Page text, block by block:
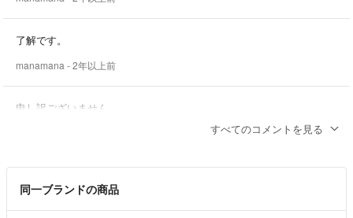
2024/2/2追記
こちらが促しても評価をして頂けない、ATM支払いで無断キャンセル
した方はブロックさせて頂きます。また、ATM支払いの方はいつのお
2024/2/12追記
普通郵便でお送りするものに関しては、郵送事故があってもこちらで金
額は負担しません。何があってもそちらで受け取り完了を押して頂き金
す。なお、土日祝は普通郵便は発送できません。ご注意下さい。
了解です。
manamana - 2年以上前
申し訳ございません。
コメント失礼します。
即決1500円までお値下げ可能でしょうか？
すべてのコメントを見る
同一ブランドの商品